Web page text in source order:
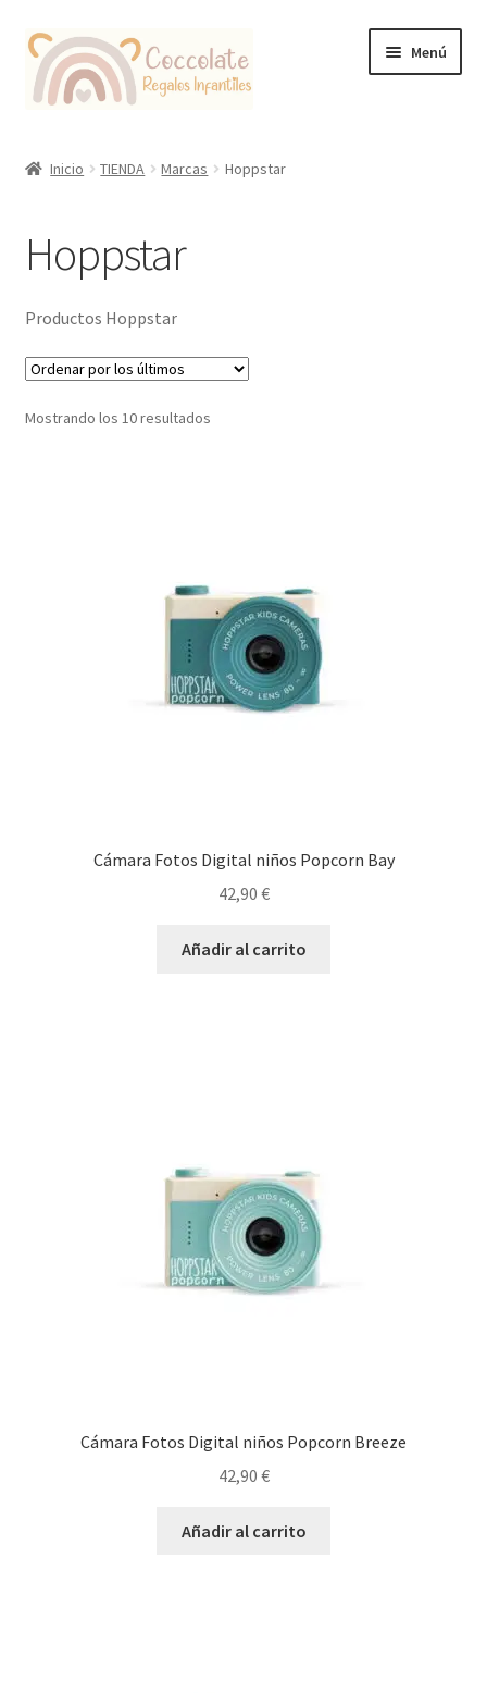
Ir
la
Ir
contenido
Menú
Inicio TIENDA Marcas Hoppstar
Hoppstar
Productos Hoppstar
Mostrando los 10 resultadosOrdenado
Cámara Fotos Digital niños Popcorn Bay
42,90 €
Añadir al carrito
Cámara Fotos Digital niños Popcorn Breeze
42,90 €
Añadir al carrito